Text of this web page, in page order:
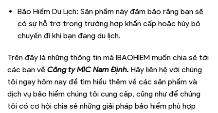
Bảo Hiểm Du Lịch: Sản phẩm này đảm bảo rằng bạn sẽ
có sự hỗ trợ trong trường hợp khẩn cấp hoặc hủy bỏ
chuyến đi khi bạn đang du lịch.
Trên đây là những thông tin mà IBAOHIEM muốn chia sẻ tới
các bạn về Công ty MIC Nam Định. Hãy liên hệ với chúng
tôi ngay hôm nay để tìm hiểu thêm về các sản phẩm và
dịch vụ bảo hiểm chúng tôi cung cấp, cũng như để chúng
tôi có cơ hội chia sẻ những giải pháp bảo hiểm phù hợp